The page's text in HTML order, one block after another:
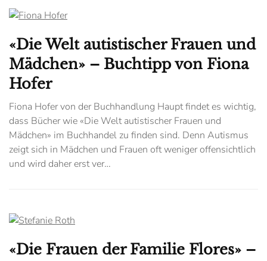
«Die Welt autistischer Frauen und
Mädchen» – Buchtipp von Fiona
Hofer
Fiona Hofer von der Buchhandlung Haupt findet es wichtig,
dass Bücher wie «Die Welt autistischer Frauen und
Mädchen» im Buchhandel zu finden sind. Denn Autismus
zeigt sich in Mädchen und Frauen oft weniger offensichtlich
und wird daher erst ver…
«Die Frauen der Familie Flores» –